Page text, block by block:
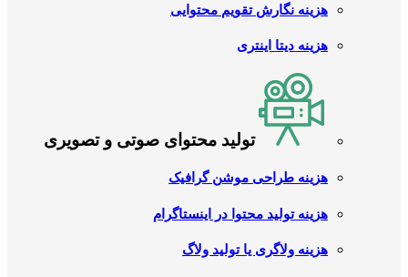
هزینه نگارش تقویم محتوایی
هزینه دیتا اینتری
تولید محتوای صوتی و تصویری
هزینه طراحی موشن گرافیک
هزینه تولید محتوا در اینستاگرام
هزینه ولاگری یا تولید ولاگ